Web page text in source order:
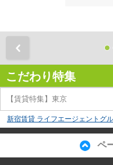
こだわり特集
【賃貸特集】東京
新宿賃貸 ライフエージェントグ
ペ